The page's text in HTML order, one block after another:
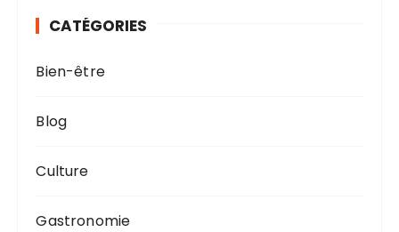
CATÉGORIES
Bien-être
Blog
Culture
Gastronomie